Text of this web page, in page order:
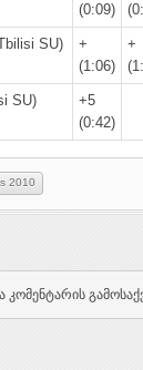
(0:09)
SU)
+
(1:06)
+
SU)
+5
(0:42)
2010